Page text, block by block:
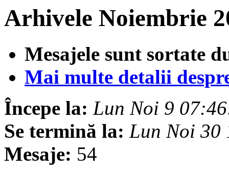
Arhivele Noiembrie
Mesajele sunt sortate
Mai multe detalii
Începe la: Lun Noi 9
Se termină la: Lun Noi 30
Mesaje: 54